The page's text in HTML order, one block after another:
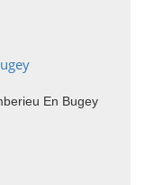
En Bugey